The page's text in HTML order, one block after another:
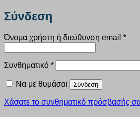
Σύνδεση
Όνομα χρήστη ή διεύθυνση email *
Συνθηματικό *Απαιτείται
Να με θυμάσαι Σύνδεση
Χάσατε το συνθηματικό πρόσβασής